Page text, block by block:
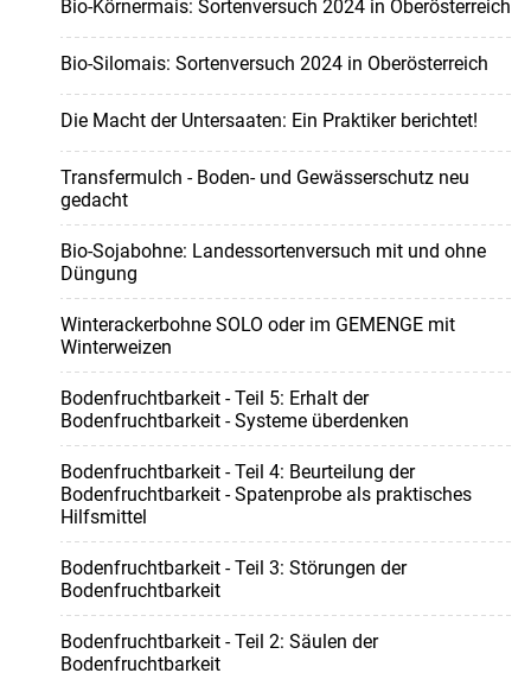
Bio-Körnermais: Sortenversuch 2024 in Oberösterreich
Bio-Silomais: Sortenversuch 2024 in Oberösterreich
Die Macht der Untersaaten: Ein Praktiker berichtet!
Transfermulch - Boden- und Gewässerschutz neu
gedacht
Bio-Sojabohne: Landessortenversuch mit und ohne
Düngung
Winterackerbohne SOLO oder im GEMENGE mit
Winterweizen
Bodenfruchtbarkeit - Teil 5: Erhalt der
Bodenfruchtbarkeit - Systeme überdenken
Bodenfruchtbarkeit - Teil 4: Beurteilung der
Bodenfruchtbarkeit - Spatenprobe als praktisches
Hilfsmittel
Bodenfruchtbarkeit - Teil 3: Störungen der
Bodenfruchtbarkeit
Bodenfruchtbarkeit - Teil 2: Säulen der
Bodenfruchtbarkeit